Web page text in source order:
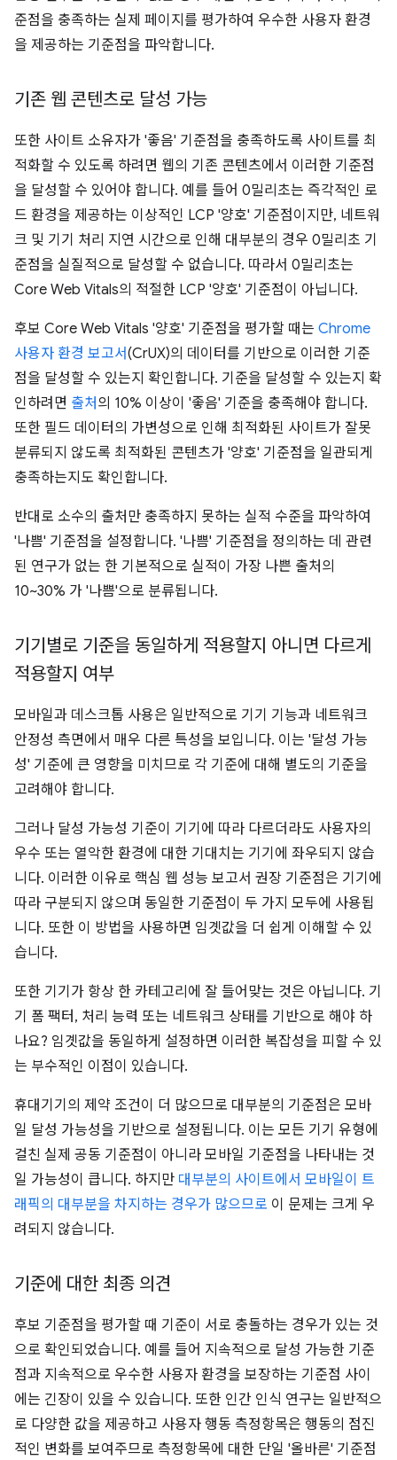
준점을 충족하는 실제 페이지를 평가하여 우수한 사용자 환경
을 제공하는 기준점을 파악합니다.
기존 웹 콘텐츠로 달성 가능
또한 사이트 소유자가 '좋음' 기준점을 충족하도록 사이트를 최
적화할 수 있도록 하려면 웹의 기존 콘텐츠에서 이러한 기준점
을 달성할 수 있어야 합니다. 예를 들어 0밀리초는 즉각적인 로
드 환경을 제공하는 이상적인 LCP '양호' 기준점이지만, 네트워
크 및 기기 처리 지연 시간으로 인해 대부분의 경우 0밀리초 기
준점을 실질적으로 달성할 수 없습니다. 따라서 0밀리초는
Core Web Vitals의 적절한 LCP '양호' 기준점이 아닙니다.
후보 Core Web Vitals '양호' 기준점을 평가할 때는 Chrome
사용자 환경 보고서(CrUX)의 데이터를 기반으로 이러한 기준
점을 달성할 수 있는지 확인합니다. 기준을 달성할 수 있는지 확
인하려면 출처 의 10% 이상이 '좋음' 기준을 충족해야 합니다.
또한 필드 데이터의 가변성으로 인해 최적화된 사이트가 잘못
분류되지 않도록 최적화된 콘텐츠가 '양호' 기준점을 일관되게
충족하는지도 확인합니다.
반대로 소수의 출처만 충족하지 못하는 실적 수준을 파악하여
'나쁨' 기준점을 설정합니다. '나쁨' 기준점을 정의하는 데 관련
된 연구가 없는 한 기본적으로 실적이 가장 나쁜 출처의
10~30% 가 '나쁨'으로 분류됩니다.
기기별로 기준을 동일하게 적용할지 아니면 다르게
적용할지 여부
모바일과 데스크톱 사용은 일반적으로 기기 기능과 네트워크
안정성 측면에서 매우 다른 특성을 보입니다. 이는 '달성 가능
성' 기준에 큰 영향을 미치므로 각 기준에 대해 별도의 기준을
고려해야 합니다.
그러나 달성 가능성 기준이 기기에 따라 다르더라도 사용자의
우수 또는 열악한 환경에 대한 기대치는 기기에 좌우되지 않습
니다. 이러한 이유로 핵심 웹 성능 보고서 권장 기준점은 기기에
따라 구분되지 않으며 동일한 기준점이 두 가지 모두에 사용됩
니다. 또한 이 방법을 사용하면 임곗값을 더 쉽게 이해할 수 있
습니다.
또한 기기가 항상 한 카테고리에 잘 들어맞는 것은 아닙니다. 기
기 폼 팩터, 처리 능력 또는 네트워크 상태를 기반으로 해야 하
나요? 임곗값을 동일하게 설정하면 이러한 복잡성을 피할 수 있
는 부수적인 이점이 있습니다.
휴대기기의 제약 조건이 더 많으므로 대부분의 기준점은 모바
일 달성 가능성을 기반으로 설정됩니다. 이는 모든 기기 유형에
걸친 실제 공동 기준점이 아니라 모바일 기준점을 나타내는 것
일 가능성이 큽니다. 하지만 대부분의 사이트에서 모바일이 트
래픽의 대부분을 차지하는 경우가 많으므로 이 문제는 크게 우
려되지 않습니다.
기준에 대한 최종 의견
후보 기준점을 평가할 때 기준이 서로 충돌하는 경우가 있는 것
으로 확인되었습니다. 예를 들어 지속적으로 달성 가능한 기준
점과 지속적으로 우수한 사용자 환경을 보장하는 기준점 사이
에는 긴장이 있을 수 있습니다. 또한 인간 인식 연구는 일반적으
로 다양한 값을 제공하고 사용자 행동 측정항목은 행동의 점진
적인 변화를 보여주므로 측정항목에 대한 단일 '올바른' 기준점